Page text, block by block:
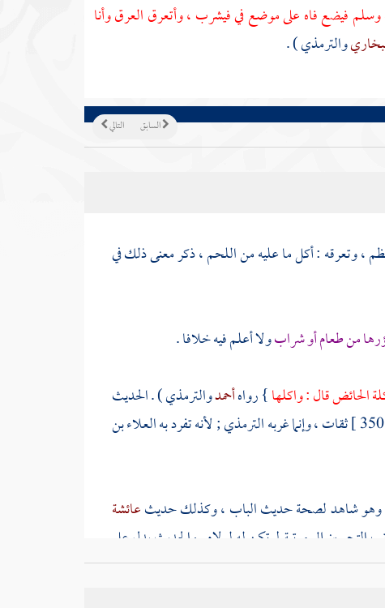
فيضع فاه على موضع في فيشرب ، وأتعرق العرق وأنا
والترمذي) .
التالي السابق
، وتعرقه : أكل ما عليه من اللحم ، ذكر معنى ذلك في
من طعام أو شرابولا أعلم فيه خلافا .
الحائض قال : واكلها} رواهأحمدوالترمذي) . الحديث
350 ] ثقات ، وإنما غربهالترمذي; لأنه تفرد بهالعلاء بن
شاهد لصحة حديث الباب ، وكذلك حديثعائشة
إلى مرتبة لم تكن له لولاه . والحديث يدل على
بأسا . قالابن سيد الناسفي شرحه : وهذا مما أجمع